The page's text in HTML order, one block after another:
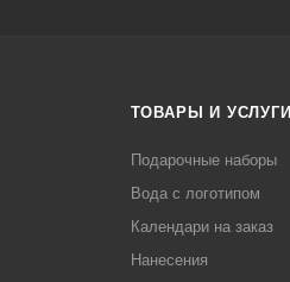
ТОВАРЫ И УСЛУГИ
Подарочные наборы
Вода с логотипом
Календари на заказ
Нанесения